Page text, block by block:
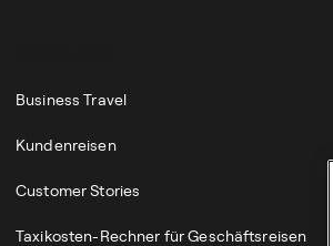
Business Travel
Kundenreisen
Customer Stories
Taxikosten-Rechner für Geschäftsreisen